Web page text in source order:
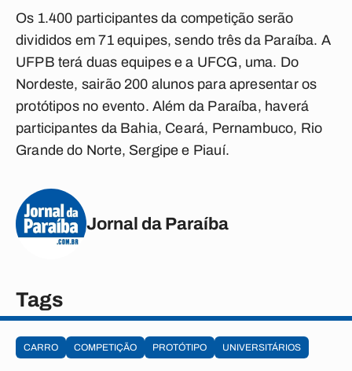
Os 1.400 participantes da competição serão
divididos em 71 equipes, sendo três da Paraíba. A
UFPB terá duas equipes e a UFCG, uma. Do
Nordeste, sairão 200 alunos para apresentar os
protótipos no evento. Além da Paraíba, haverá
participantes da Bahia, Ceará, Pernambuco, Rio
Grande do Norte, Sergipe e Piauí.
Jornal da Paraíba
Tags
CARRO COMPETIÇÃO PROTÓTIPO UNIVERSITÁRIOS